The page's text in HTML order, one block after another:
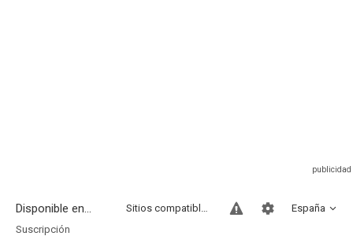
Disponible en... España
Sitios compatibles
Suscripción